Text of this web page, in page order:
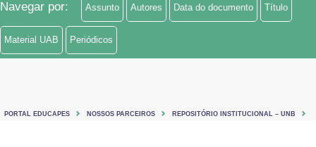
Ministério de Minas e Energia
Ministério da Ciência, Tecnologia, Inovações e Comunicações
Ministério do Turismo
Navegar por: Assunto Autores Data do documento Título
Material UAB Periódicos
PORTAL EDUCAPES NOSSOS PARCEIROS REPOSITÓRIO INSTITUCIONAL – UNB